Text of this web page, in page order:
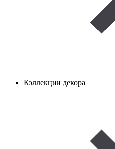
Коллекции декора